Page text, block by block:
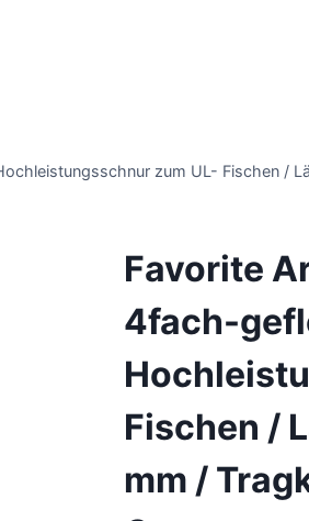
zum UL- Fischen /
Favorite
4fach-
Fischen /
mm /